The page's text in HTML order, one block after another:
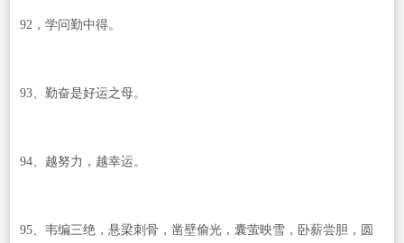
92，学问勤中得。
93、勤奋是好运之母。
94、越努力，越幸运。
95、韦编三绝，悬梁刺骨，凿壁偷光，囊萤映雪，卧薪尝胆，圆